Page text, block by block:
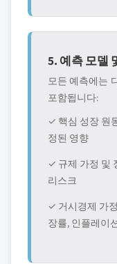
5. 예측 모델
모든 예측에는
포함됩니다:
✓ 핵심 성장 원
정된 영향
✓ 규제 가정 및
리스크
✓ 거시경제 가정
장률, 인플레이